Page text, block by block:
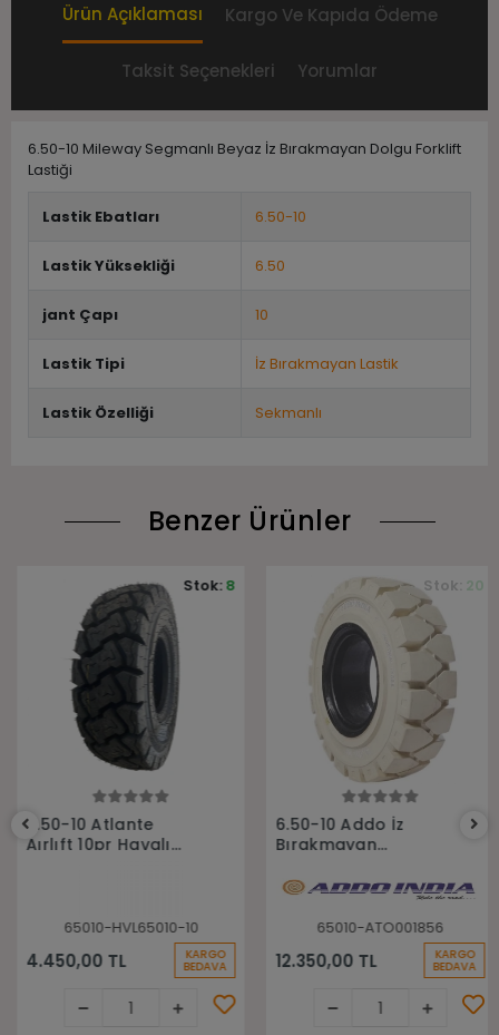
Ürün Açıklaması Kargo Ve Kapıda Ödeme
Taksit Seçenekleri Yorumlar
6.50-10 Mileway Segmanlı Beyaz İz Bırakmayan Dolgu Forklift
Lastiği
Lastik Ebatları 6.50-10
Lastik Yüksekliği 6.50
jant Çapı 10
Lastik Tipi İz Bırakmayan Lastik
Lastik Özelliği Sekmanlı
Benzer Ürünler
6.50-10 Atlante
Aırlıft 10pr Havalı
65010-HVL65010-10
4.450,00 TL KARGO
BEDAVA
Stok:8
6.50-10 Addo İz
Bırakmayan
Forklift Lastiği
65010-ATO001856
12.350,00 TL KARGO
BEDAVA
Stok: 20